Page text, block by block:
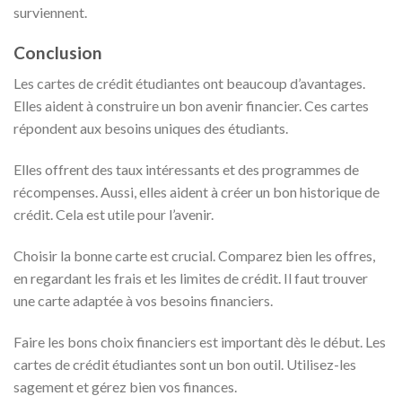
surviennent.
Conclusion
Les cartes de crédit étudiantes ont beaucoup d’avantages.
Elles aident à construire un bon avenir financier. Ces cartes
répondent aux besoins uniques des étudiants.
Elles offrent des taux intéressants et des programmes de
récompenses. Aussi, elles aident à créer un bon historique de
crédit. Cela est utile pour l’avenir.
Choisir la bonne carte est crucial. Comparez bien les offres,
en regardant les frais et les limites de crédit. Il faut trouver
une carte adaptée à vos besoins financiers.
Faire les bons choix financiers est important dès le début. Les
cartes de crédit étudiantes sont un bon outil. Utilisez-les
sagement et gérez bien vos finances.